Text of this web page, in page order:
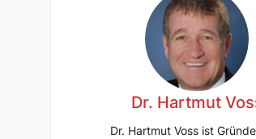
Dr. Hartmut
Dr. Hartmut Voss ist